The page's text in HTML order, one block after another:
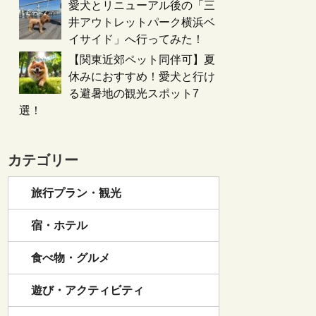
愛犬とリニューアル後の「三
井アウトレットパーク横浜ベ
イサイド」へ行ってみた！
【関東近郊ペット同伴可】夏
休みにおすすめ！愛犬と行け
る避暑地の観光スポット7
選！
カテゴリー
旅行プラン・観光
宿・ホテル
食べ物・グルメ
遊び・アクティビティ